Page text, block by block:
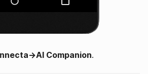
Companion.